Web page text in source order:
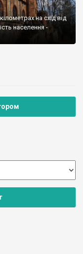
на схід від
населення -